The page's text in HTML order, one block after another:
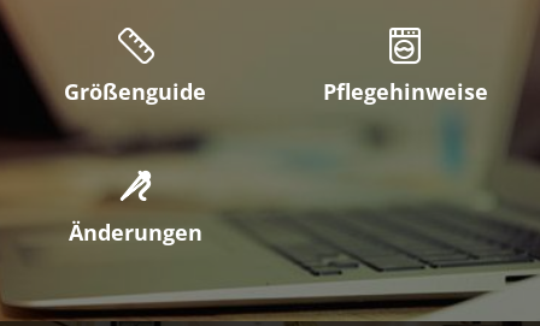
Größenguide Pflegehinweise
Änderungen